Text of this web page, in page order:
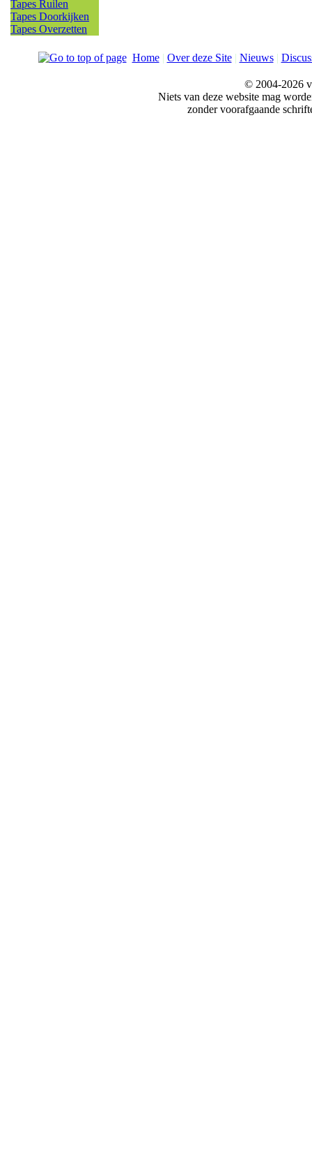
Tapes Ruilen
Tapes Doorkijken
Tapes Overzetten
Home| Over deze Site| Nieuws|
© 2004-2026
Niets van deze website mag
zonder voorafgaande